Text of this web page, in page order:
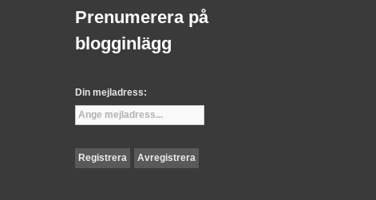
Prenumerera på
blogginlägg
Din mejladress: